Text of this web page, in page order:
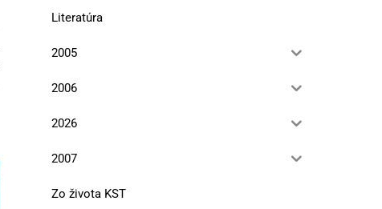
Literatúra
2005
2006
2026
2007
Zo života KST